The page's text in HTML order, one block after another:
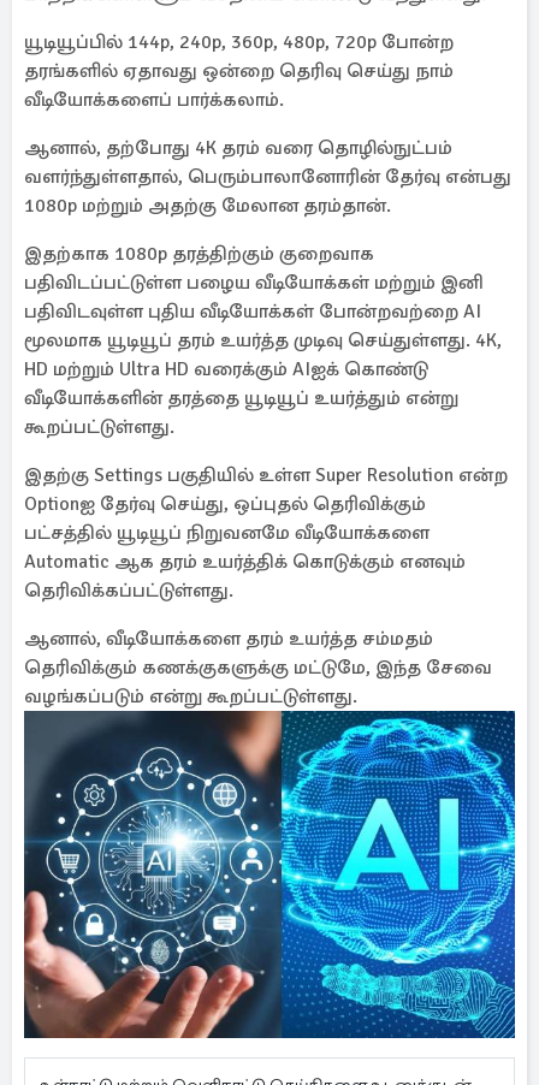
யூடியூப்பில் 144p, 240p, 360p, 480p, 720p போன்ற
தரங்களில் ஏதாவது ஒன்றை தெரிவு செய்து நாம்
வீடியோக்களைப் பார்க்கலாம்.
ஆனால், தற்போது 4K தரம் வரை தொழில்நுட்பம்
வளர்ந்துள்ளதால், பெரும்பாலானோரின் தேர்வு என்பது
1080p மற்றும் அதற்கு மேலான தரம்தான்.
இதற்காக 1080p தரத்திற்கும் குறைவாக
பதிவிடப்பட்டுள்ள பழைய வீடியோக்கள் மற்றும் இனி
பதிவிடவுள்ள புதிய வீடியோக்கள் போன்றவற்றை AI
மூலமாக யூடியூப் தரம் உயர்த்த முடிவு செய்துள்ளது. 4K,
HD மற்றும் Ultra HD வரைக்கும் AIஐக் கொண்டு
வீடியோக்களின் தரத்தை யூடியூப் உயர்த்தும் என்று
கூறப்பட்டுள்ளது.
இதற்கு Settings பகுதியில் உள்ள Super Resolution என்ற
Optionஐ தேர்வு செய்து, ஒப்புதல் தெரிவிக்கும்
பட்சத்தில் யூடியூப் நிறுவனமே வீடியோக்களை
Automatic ஆக தரம் உயர்த்திக் கொடுக்கும் எனவும்
தெரிவிக்கப்பட்டுள்ளது.
ஆனால், வீடியோக்களை தரம் உயர்த்த சம்மதம்
தெரிவிக்கும் கணக்குகளுக்கு மட்டுமே, இந்த சேவை
வழங்கப்படும் என்று கூறப்பட்டுள்ளது.